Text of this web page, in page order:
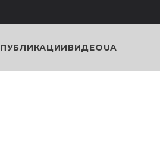
ПУБЛИКАЦИИВИДЕОUA